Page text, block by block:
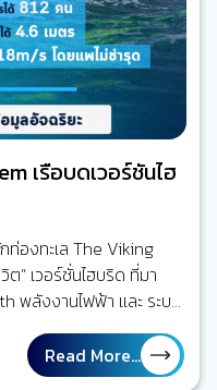
เรือบดเวอร์ชันไฮ
ท่องทะเล The Viking
” เวอร์ชั่นไฮบริด ที่มา
ลังงานไฟฟ้า เเละ ระบบ
ละเเพช่วยชีวิตเเบบเดิมไป
ริ๊ง กริ๊ง กริ๊งงงงงงงงง
สั้น 7 ครั้งยาว 1 ครั้ง
Read More...